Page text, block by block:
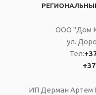
ООО "Дом
ул.
Тел:
ИП Дерман Артем